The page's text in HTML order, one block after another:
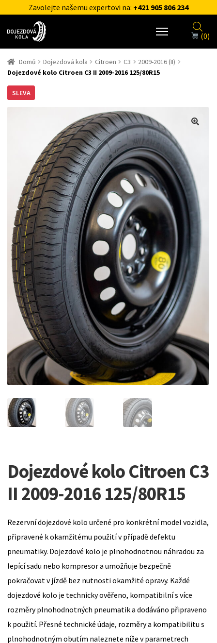
Zavolejte našemu expertovi na: +421 905 806 234
(0)
Domů Dojezdová kola Citroen C3
2009-2016 (II)
Dojezdové kolo Citroen C3 II 2009-2016 125/80R15
SLEVA
Dojezdové kolo Citroen C3
II 2009-2016 125/80R15
Rezervní dojezdové kolo určené pro konkrétní model vozidla,
připravené k okamžitému použití v případě defektu
pneumatiky. Dojezdové kolo je plnohodnotnou náhradou za
lepící sadu nebo kompresor a umožňuje bezpečně
pokračovat v jízdě bez nutnosti okamžité opravy. Každé
dojezdové kolo je technicky ověřeno, kompatibilní s více
rozměry plnohodnotných pneumatik a dodáváno připraveno
k použití. Přesné technické údaje, rozměry a kompatibilitu s
plnohodnotným obutím naleznete níže v parametrech